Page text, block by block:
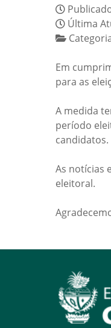
Última
Em
para as
A medida
período
candidatos.
As notícias
eleitoral.